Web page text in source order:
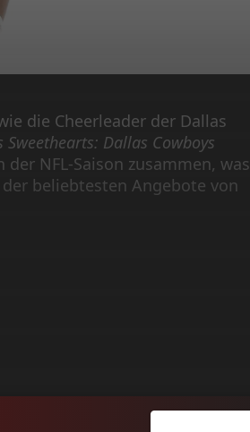
die Cheerleader der Dallas
Sweethearts: Dallas Cowboys
NFL-Saison zusammen, was
beliebtesten Angebote von